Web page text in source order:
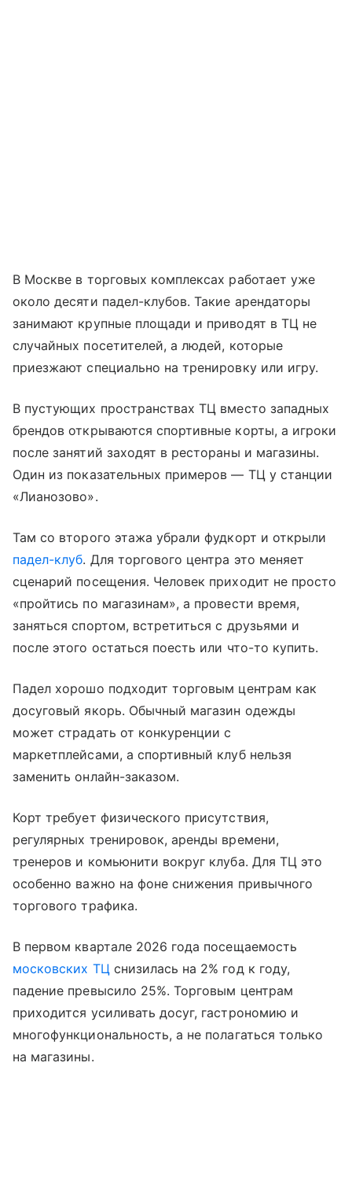
В Москве в торговых комплексах работает уже
около десяти падел-клубов. Такие арендаторы
занимают крупные площади и приводят в ТЦ не
случайных посетителей, а людей, которые
приезжают специально на тренировку или игру.
В пустующих пространствах ТЦ вместо западных
брендов открываются спортивные корты, а игроки
после занятий заходят в рестораны и магазины.
Один из показательных примеров — ТЦ у станции
«Лианозово».
Там со второго этажа убрали фудкорт и открыли
падел-клуб. Для торгового центра это меняет
сценарий посещения. Человек приходит не просто
«пройтись по магазинам», а провести время,
заняться спортом, встретиться с друзьями и
после этого остаться поесть или что-то купить.
Падел хорошо подходит торговым центрам как
досуговый якорь. Обычный магазин одежды
может страдать от конкуренции с
маркетплейсами, а спортивный клуб нельзя
заменить онлайн-заказом.
Корт требует физического присутствия,
регулярных тренировок, аренды времени,
тренеров и комьюнити вокруг клуба. Для ТЦ это
особенно важно на фоне снижения привычного
торгового трафика.
В первом квартале 2026 года посещаемость
московских ТЦснизилась на 2% год к году,
падение превысило 25%. Торговым центрам
приходится усиливать досуг, гастрономию и
многофункциональность, а не полагаться только
на магазины.